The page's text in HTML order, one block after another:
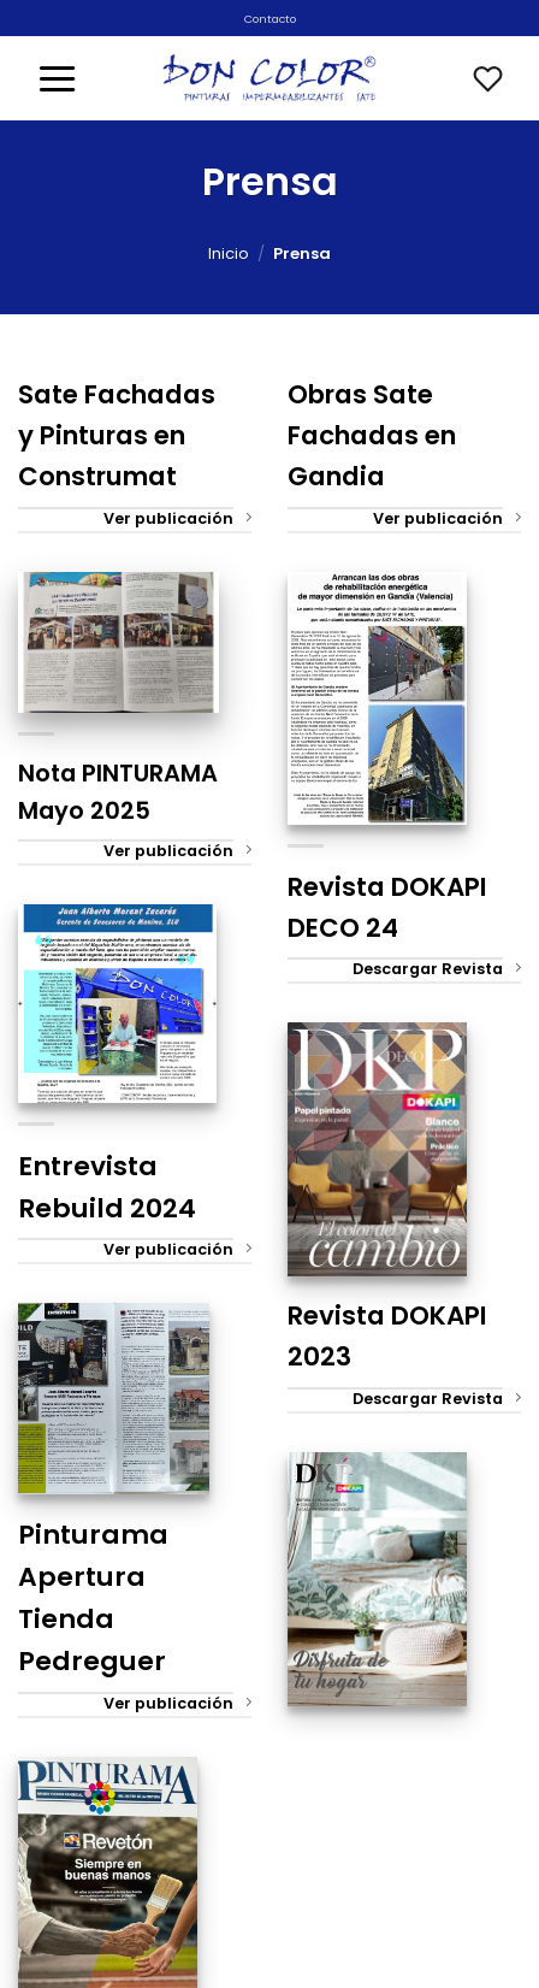
al
contenido
Contacto
Prensa
Inicio / Prensa
Sate Fachadas
y Pinturas en
Construmat
Ver publicación
Nota PINTURAMA
Mayo 2025
Ver publicación
Entrevista
Rebuild 2024
Ver publicación
Pinturama
Apertura
Tienda
Pedreguer
Ver publicación
Obras Sate
Fachadas en
Gandia
Ver publicación
Revista DOKAPI
DECO 24
Descargar Revista
Revista DOKAPI
2023
Descargar Revista